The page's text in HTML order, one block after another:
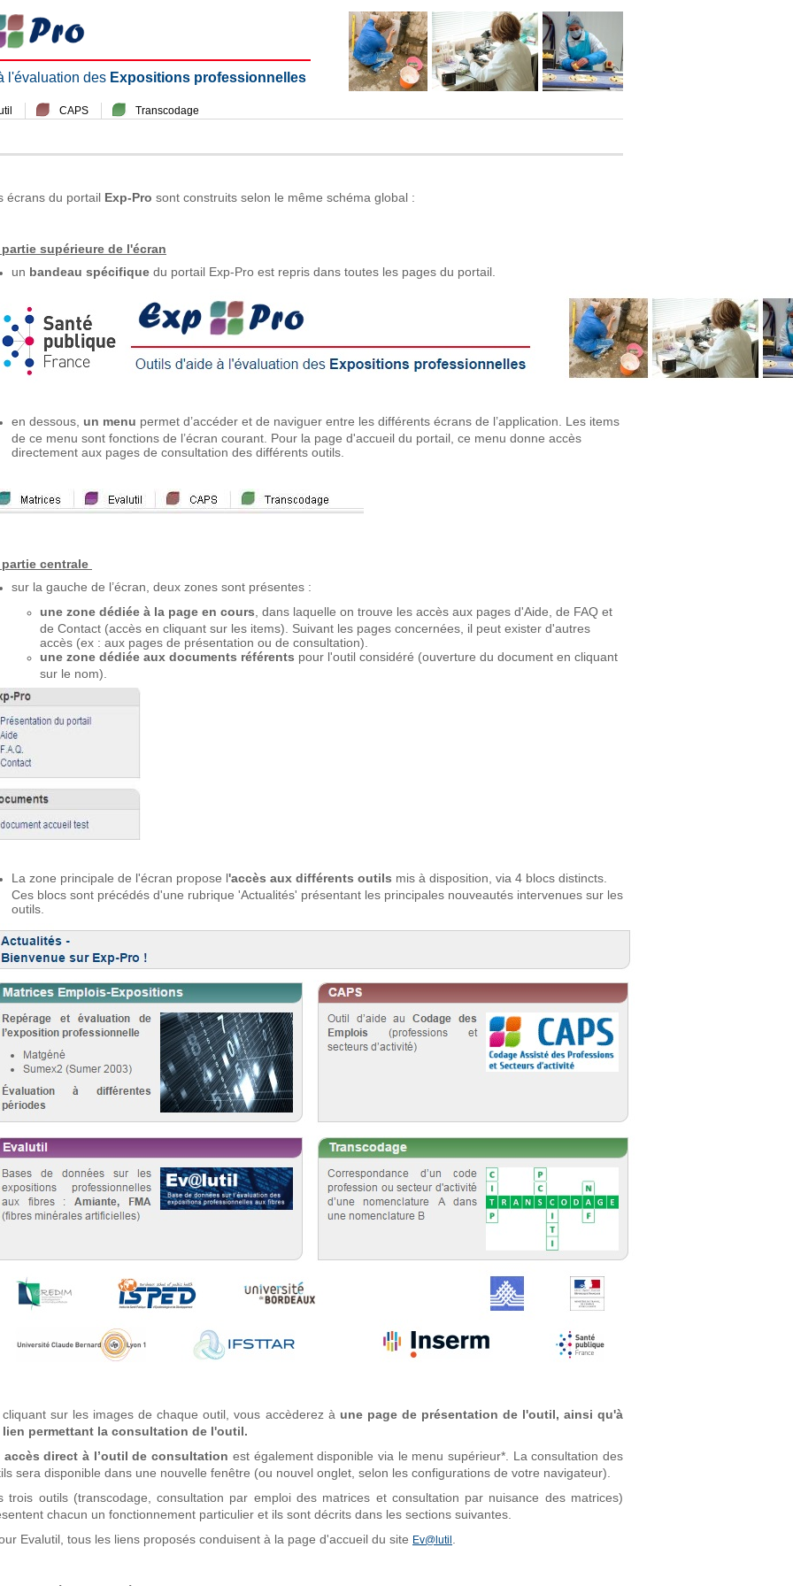
l'évaluation des Expositions professionnelles
CAPS Transcodage
écrans du portail Exp-Pro sont construits selon le même schéma global :
supérieure de l'écran
un bandeau spécifique du portail Exp-Pro est repris dans toutes les pages du portail.
en dessous, un menu permet d’accéder et de naviguer entre les différents écrans de l’application. Les items
de ce menu sont fonctions de l’écran courant. Pour la page d'accueil du portail, ce menu donne accès
directement aux pages de consultation des différents outils.
centrale
sur la gauche de l’écran, deux zones sont présentes :
une zone dédiée à la page en cours , dans laquelle on trouve les accès aux pages d'Aide, de FAQ et
de Contact (accès en cliquant sur les items). Suivant les pages concernées, il peut exister d'autres
accès (ex : aux pages de présentation ou de consultation).
une zone dédiée aux documents référents pour l'outil considéré (ouverture du document en cliquant
sur le nom).
La zone principale de l'écran propose l'accès aux différents outils mis à disposition, via 4 blocs distincts.
Ces blocs sont précédés d'une rubrique 'Actualités' présentant les principales nouveautés intervenues sur les
outils.
cliquant sur les images de chaque outil, vous accèderez à une page de présentation de l'outil, ainsi qu'à
lien permettant la consultation de l'outil.
accès direct à l’outil de consultation est également disponible via le menu supérieur*. La consultation des
sera disponible dans une nouvelle fenêtre (ou nouvel onglet, selon les configurations de votre navigateur).
trois outils (transcodage, consultation par emploi des matrices et consultation par nuisance des matrices)
chacun un fonctionnement particulier et ils sont décrits dans les sections suivantes.
Evalutil, tous les liens proposés conduisent à la page d'accueil du site Ev@lutil